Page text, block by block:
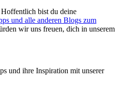
bist du deine
und alle anderen Blogs zum
wir uns freuen, dich in unserem
und ihre Inspiration mit unserer